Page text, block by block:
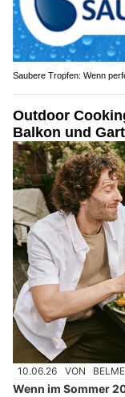
Saubere Tropfen: Wenn
Outdoor
Balkon und
10.06.26 VON
Wenn im Sommer